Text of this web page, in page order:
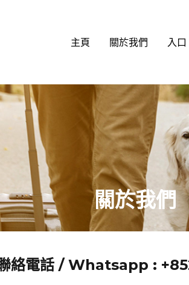
主頁 關於我們 入口
關於我們
絡電話 / Whatsapp :